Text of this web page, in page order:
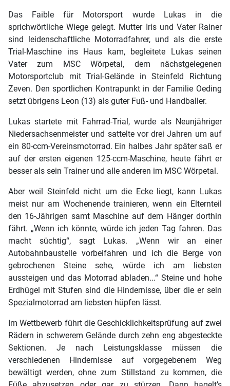
Das Faible für Motorsport wurde Lukas in die
sprichwörtliche Wiege gelegt. Mutter Iris und Vater Rainer
sind leidenschaftliche Motorradfahrer, und als die erste
Trial-Maschine ins Haus kam, begleitete Lukas seinen
Vater zum MSC Wörpetal, dem nächstgelegenen
Motorsportclub mit Trial-Gelände in Steinfeld Richtung
Zeven. Den sportlichen Kontrapunkt in der Familie Oeding
setzt übrigens Leon (13) als guter Fuß- und Handballer.
Lukas startete mit Fahrrad-Trial, wurde als Neunjähriger
Niedersachsenmeister und sattelte vor drei Jahren um auf
ein 80-ccm-Vereinsmotorrad. Ein halbes Jahr später saß er
auf der ersten eigenen 125-ccm-Maschine, heute fährt er
besser als sein Trainer und alle anderen im MSC Wörpetal.
Aber weil Steinfeld nicht um die Ecke liegt, kann Lukas
meist nur am Wochenende trainieren, wenn ein Elternteil
den 16-Jährigen samt Maschine auf dem Hänger dorthin
fährt. „Wenn ich könnte, würde ich jeden Tag fahren. Das
macht süchtig“, sagt Lukas. „Wenn wir an einer
Autobahnbaustelle vorbeifahren und ich die Berge von
gebrochenen Steine sehe, würde ich am liebsten
aussteigen und das Motorrad abladen...“ Steine und hohe
Erdhügel mit Stufen sind die Hindernisse, über die er sein
Spezialmotorrad am liebsten hüpfen lässt.
Im Wettbewerb führt die Geschicklichkeitsprüfung auf zwei
Rädern in schwerem Gelände durch zehn eng abgesteckte
Sektionen. Je nach Leistungsklasse müssen die
verschiedenen Hindernisse auf vorgegebenem Weg
bewältigt werden, ohne zum Stillstand zu kommen, die